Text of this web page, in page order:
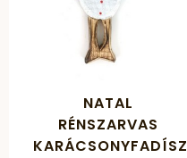
NATAL
RÉNSZARVAS
KARÁCSONYFADÍSZ